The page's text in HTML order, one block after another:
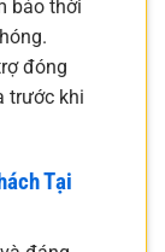
bảo thời
đóng
trước khi
Tại